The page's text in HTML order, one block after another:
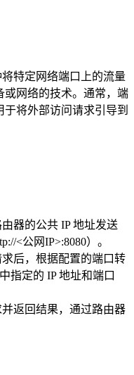
将特定网络端口上的流量
或网络的技术。通常，端
将外部访问请求引导到
器的公共 IP 地址发送
<公网IP>:8080）。
后，根据配置的端口转
指定的 IP 地址和端口
返回结果，通过路由器